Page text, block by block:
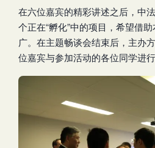
在六位嘉宾的精彩讲述之后，中
个正在“孵化”中的项目，希望借
广。在主题畅谈会结束后，主办
位嘉宾与参加活动的各位同学进